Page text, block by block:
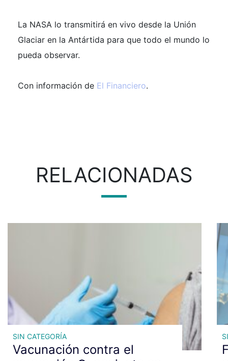
La NASA lo transmitirá en vivo desde la Unión
Glaciar en la Antártida para que todo el mundo lo
pueda observar.
Con información de El Financiero.
RELACIONADAS
SIN CATEGORÍA
Vacunación contra el